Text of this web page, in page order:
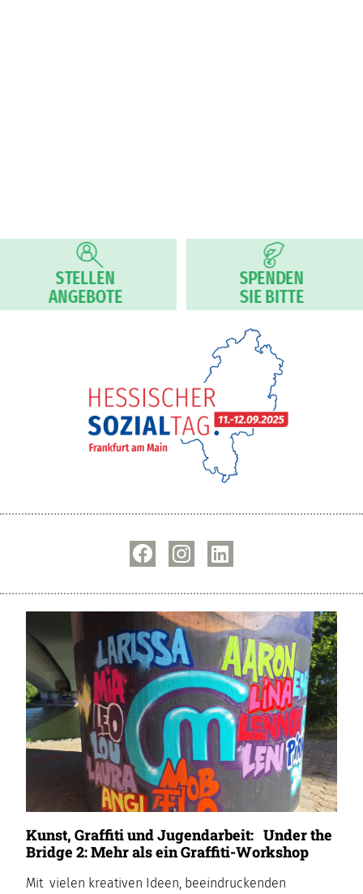
Kunst, Graffiti und Jugendarbeit: Under the
Bridge 2: Mehr als ein Graffiti-Workshop
Mit vielen kreativen Ideen, beeindruckenden